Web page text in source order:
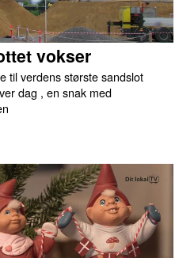
vokser
til verdens største sandslot
dag , en snak med